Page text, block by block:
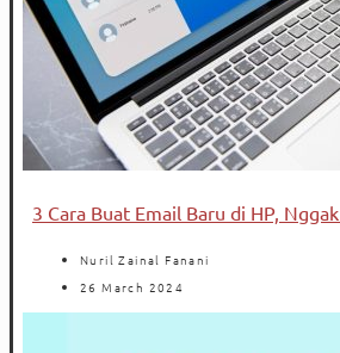
3 Cara Buat Email Baru di HP,
Nuril Zainal Fanani
26 March 2024